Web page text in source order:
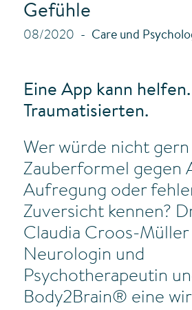
Gefühle
08/2020 Care und
Eine App kann
Traumatisierten.
Wer würde nicht gern
Zauberformel gegen
Aufregung oder
Zuversicht kennen?
Claudia Croos-Müller
Neurologin und
Psychotherapeutin
Body2Brain® eine